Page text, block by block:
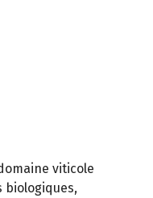
viticole
biologiques,